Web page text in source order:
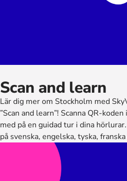
Scan and learn
Lär dig mer om Stockholm med
”Scan and learn”! Scanna QR-
med på en guidad tur i dina
på svenska, engelska, tyska,